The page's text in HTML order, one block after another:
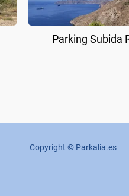
Parking Subida
Copyright © Parkalia.es